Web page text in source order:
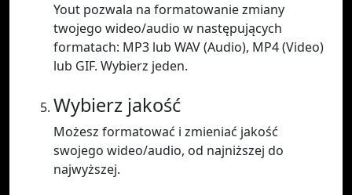
Yout pozwala na formatowanie zmiany
twojego wideo/audio w następujących
formatach: MP3 lub WAV (Audio), MP4 (Video)
lub GIF. Wybierz jeden.
Wybierz jakość
Możesz formatować i zmieniać jakość
swojego wideo/audio, od najniższej do
najwyższej.